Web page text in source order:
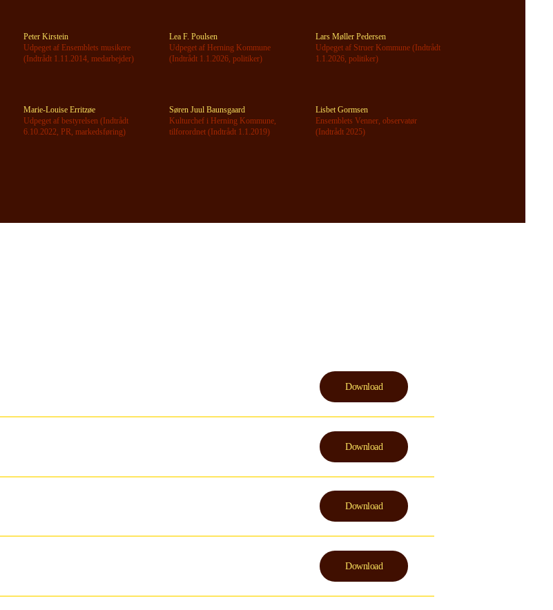
Peter Kirstein
Udpeget af Ensemblets musikere
(Indtrådt 1.11.2014, medarbejder)
Lea F. Poulsen
Udpeget af Herning Kommune
(Indtrådt 1.1.2026, politiker)
Lars Møller Pedersen
Udpeget af Struer Kommune (Indtrådt
1.1.2026, politiker)
Marie-Louise Erritzøe
Udpeget af bestyrelsen (Indtrådt
6.10.2022, PR, markedsføring)
Søren Juul Baunsgaard
Kulturchef i Herning Kommune,
tilforordnet (Indtrådt 1.1.2019)
Lisbet Gormsen
Ensemblets Venner, observatør
(Indtrådt 2025)
Download
Download
Download
Download